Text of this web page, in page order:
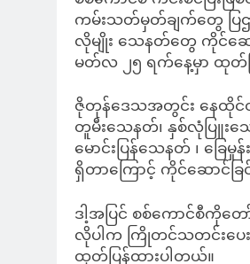
ကမ်းသတ်မှတ်ချက်တွေ ပြဌာ
လိုမျိုး သေနတ်တွေ ကိုင်ဆေ
မတ်လ ၂၅ ရက်နေ့မှာ ထုတ်
ဇိုတုန်ဒေသအတွင်း နေထိုင်
တူမီးသေနတ်၊ နှစ်လုံပြူးသ
မောင်းပြန်သေနတ် ၊ ခြ
ရှိတာကြောင့် ကိုင်ဆောင်ခြ
ဒါ့အပြင် စစ်ကောင်စီကို
လိုပါက ကြိုတင်သတင်းပေ
ထုတ်ပြန်ထားပါတယ်။